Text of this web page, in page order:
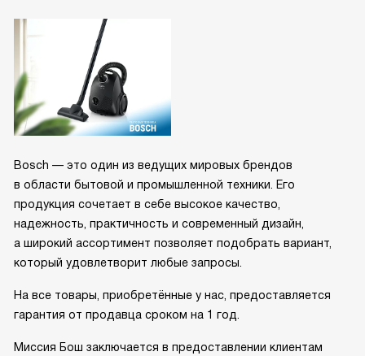
Bosch — это один из ведущих мировых брендов
в области бытовой и промышленной техники. Его
продукция сочетает в себе высокое качество,
надежность, практичность и современный дизайн,
а широкий ассортимент позволяет подобрать вариант,
который удовлетворит любые запросы.
На все товары, приобретённые у нас, предоставляется
гарантия от продавца сроком на 1 год.
Миссия Бош заключается в предоставлении клиентам